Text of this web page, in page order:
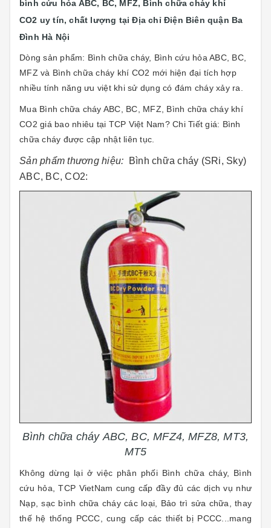
bình cứu hỏa ABC, BC, MFZ, Bình chữa cháy khí
CO2 uy tín, chất lượng tại Địa chỉ Điện Biên quận Ba
Đình Hà Nội
Dòng sản phẩm: Bình chữa cháy, Bình cứu hỏa ABC, BC,
MFZ và Bình chữa cháy khí CO2 mới hiện đại tích hợp
nhiều tính năng ưu việt khi sử dụng có đám cháy xảy ra.
Mua Bình chữa cháy ABC, BC, MFZ, Bình chữa cháy khí
CO2 giá bao nhiêu tại TCP Việt Nam? Chi Tiết giá: Bình
chữa cháy được cập nhật liên tục.
Sản phẩm thương hiệu:
Bình chữa cháy (SRi, Sky)
ABC, BC, CO2:
Bình chữa cháy ABC, BC, MFZ4, MFZ8, MT3,
MT5
Không dừng lại ở việc phân phối Bình chữa cháy, Bình
cứu hỏa, TCP VietNam cung cấp đầy đủ các dịch vụ như
Nạp, sạc bình chữa cháy các loại, Bảo trì sửa chữa, thay
thế hệ thống PCCC
cung cấp các thiết bị PCCC...mang